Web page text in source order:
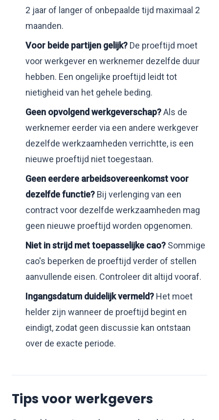
2 jaar of langer of onbepaalde tijd maximaal 2
maanden.
Voor beide partijen gelijk? De proeftijd moet
voor werkgever en werknemer dezelfde duur
hebben. Een ongelijke proeftijd leidt tot
nietigheid van het gehele beding.
Geen opvolgend werkgeverschap?Als de
werknemer eerder via een andere werkgever
dezelfde werkzaamheden verrichtte, is een
nieuwe proeftijd niet toegestaan.
Geen eerdere arbeidsovereenkomst voor
dezelfde functie? Bij verlenging van een
contract voor dezelfde werkzaamheden mag
geen nieuwe proeftijd worden opgenomen.
Niet in strijd met toepasselijke cao? Sommige
cao's beperken de proeftijd verder of stellen
aanvullende eisen. Controleer dit altijd vooraf.
Ingangsdatum duidelijk vermeld? Het moet
helder zijn wanneer de proeftijd begint en
eindigt, zodat geen discussie kan ontstaan
over de exacte periode.
Tips voor werkgevers